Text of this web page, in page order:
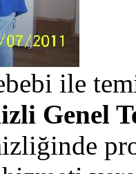
ile
Genel